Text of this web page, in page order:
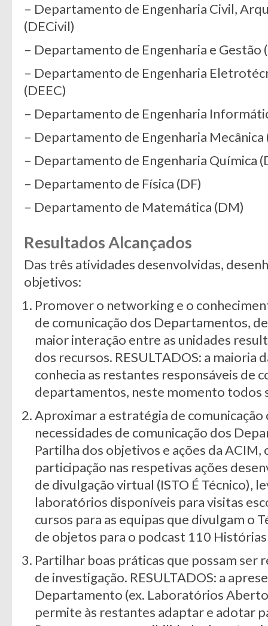
– Departamento de Engenharia Civil,
(DECivil)
– Departamento de Engenharia e Gestão
– Departamento de Engenharia
(DEEC)
– Departamento de Engenharia
– Departamento de Engenharia Mecânica
– Departamento de Engenharia Química
– Departamento de Física (DF)
– Departamento de Matemática (DM)
Resultados Alcançados
Das três atividades desenvolvidas,
objetivos:
Promover o networking e o
de comunicação dos Departamentos,
maior interação entre as unidades
dos recursos. RESULTADOS: a maioria
conhecia as restantes responsáveis de
departamentos, neste momento todos
Aproximar a estratégia de comunicação
necessidades de comunicação dos
Partilha dos objetivos e ações da ACIM,
participação nas respetivas ações
de divulgação virtual (ISTO É Técnico),
laboratórios disponíveis para visitas
cursos para as equipas que divulgam o
de objetos para o podcast 110
Partilhar boas práticas que possam ser
de investigação. RESULTADOS: a
Departamento (ex. Laboratórios
permite às restantes adaptar e adotar